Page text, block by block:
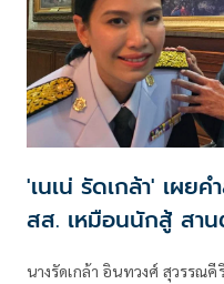
'เนเน่ รัดเกล้า' เผย
สส. เหมือนนักสู้ สา
นางรัดเกล้า อินทวงศ์ สุวรรณ